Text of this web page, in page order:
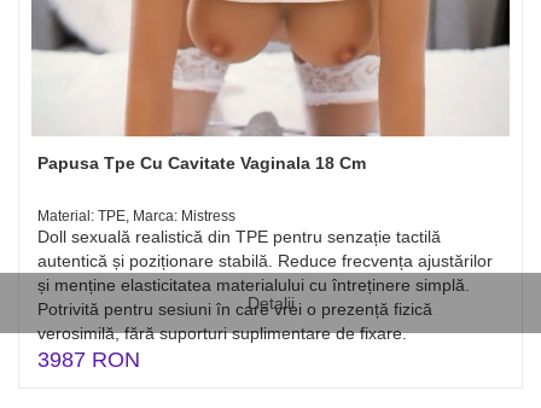
Detalii
Papusa Tpe Cu Cavitate Vaginala 18 Cm
Material: TPE, Marca: Mistress
Doll sexuală realistică din TPE pentru senzație tactilă
autentică și poziționare stabilă. Reduce frecvența ajustărilor
și menține elasticitatea materialului cu întreținere simplă.
Potrivită pentru sesiuni în care vrei o prezență fizică
verosimilă, fără suporturi suplimentare de fixare.
3987 RON